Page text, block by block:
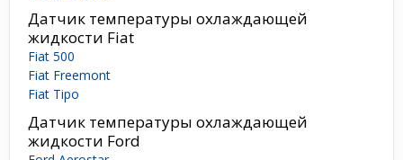
Датчик температуры охлаждающей
жидкости Fiat
Fiat 500
Fiat Freemont
Fiat Tipo
Датчик температуры охлаждающей
жидкости Ford